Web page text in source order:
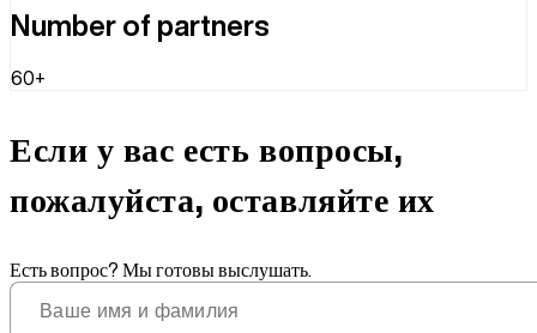
Number of partners
60+
Если у вас есть вопросы,
пожалуйста, оставляйте их
Есть вопрос? Мы готовы выслушать.